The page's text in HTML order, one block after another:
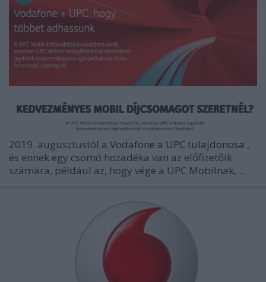
2019. augusztustól a Vodafone a UPC tulajdonosa ,
és ennek egy csomó hozadéka van az előfizetőik
számára, például az, hogy vége a UPC Mobilnak, ...